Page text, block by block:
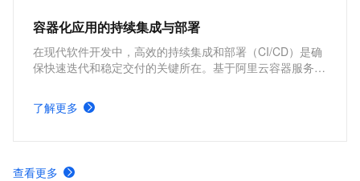
容器化应用的持续集成与部署
在现代软件开发中，高效的持续集成和部署（CI/CD）是确
保快速迭代和稳定交付的关键所在。基于阿里云容器服务
方案，能够为企业提供从代码构建到应用部署的全流程自动
化支持，显著提升开发效率和交付质量。
了解更多
查看更多